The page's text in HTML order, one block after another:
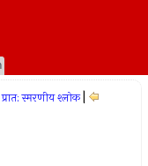
प्रात: स्मरणीय श्लोक